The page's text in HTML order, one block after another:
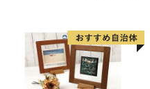
抗ウイルス効果 お取り寄せ
愛知県 小牧市 送料無料